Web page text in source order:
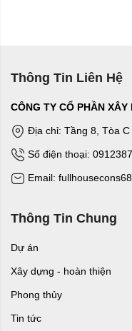
Thông Tin Liên Hệ
CÔNG TY CỔ PHẦN
Địa chỉ: Tầng 8, Tòa
Số điện thoại:
Email:
Thông Tin Chung
Dự án
Xây dựng - hoàn thiện
Phong thủy
Tin tức